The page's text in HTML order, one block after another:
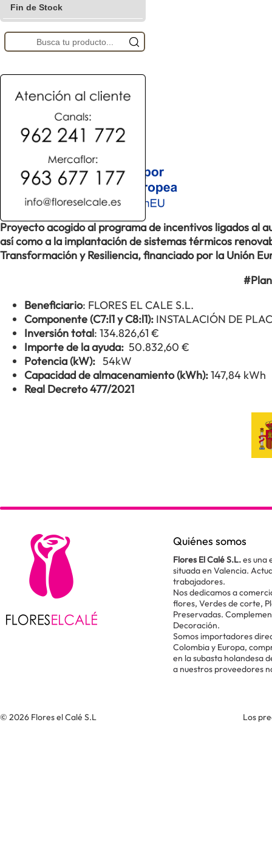
Fin de Stock
Proyecto acogido al programa de incentivos ligados al
así como a la implantación de sistemas térmicos
Transformación y Resiliencia, financiado por la Unión
Beneficiario: FLORES EL CALE S.L.
Componente (C7:l1 y C8:l1): INSTALACIÓN DE
Inversión total: 134.826,61 €
Importe de la ayuda: 50.832,60 €
Potencia (kW): 54kW
Capacidad de almacenamiento (kWh):147,84 kWh
Real Decreto 477/2021
Quiénes somos
Flores El Calé S.L.es una
situada en Valencia.
trabajadores.
Nos dedicamos a
flores, Verdes de corte,
Preservadas.
Decoración.
Somos importadores
Colombia y Europa,
en la subasta holandesa
a nuestros proveedores
© 2026 Flores el Calé S.L Los